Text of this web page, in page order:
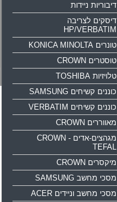
דיבוריות ניידות
דיסקים לצריבה
HP/VERBATIM
טונרים KONICA MINOLTA
טוסטרים CROWN
טלויזיות TOSHIBA
כוננים קשיחים SAMSUNG
כוננים קשיחים VERBATIM
מאווררים CROWN
מגהצים-אדים CROWN -
TEFAL
מיקסרים CROWN
מסכי מחשב SAMSUNG
מסכי מחשב וניידים ACER